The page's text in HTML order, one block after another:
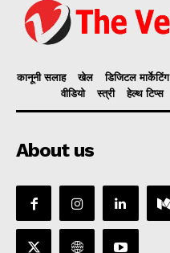
कानूनी सलाह खेल डिजिटल मार्केटिंग
वीडियो
स्त्री हेल्थ टिप्स
About us